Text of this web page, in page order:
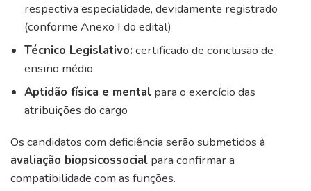
respectiva especialidade, devidamente registrado
(conforme Anexo I do edital)
Técnico Legislativo: certificado de conclusão de
ensino médio
Aptidão física e mental para o exercício das
atribuições do cargo
Os candidatos com deficiência serão submetidos à
avaliação biopsicossocial para confirmar a
compatibilidade com as funções.